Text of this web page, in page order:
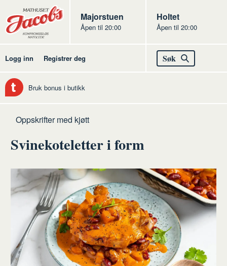
Butikker
Jacobs
Majorstuen
Åpen til 20:00
Jacobs
Holtet
Åpen til 20:00
Logg inn Registrer deg Søk
Bruk bonus i butikk
Hjem
Kjøtt
Oppskrifter med kjøtt
Svinekoteletter i form